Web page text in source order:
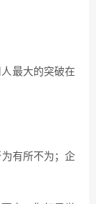
最大的突破在
有所不为；企